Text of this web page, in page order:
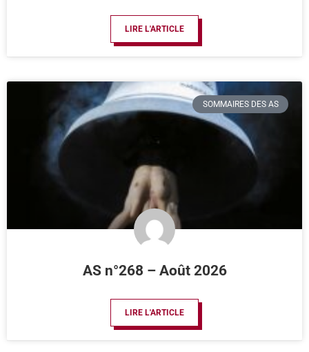
LIRE L'ARTICLE
SOMMAIRES DES AS
AS n°268 – Août 2026
LIRE L'ARTICLE